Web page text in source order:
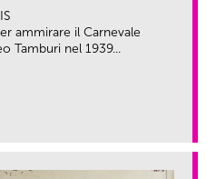
ammirare il Carnevale
Tamburi nel 1939...